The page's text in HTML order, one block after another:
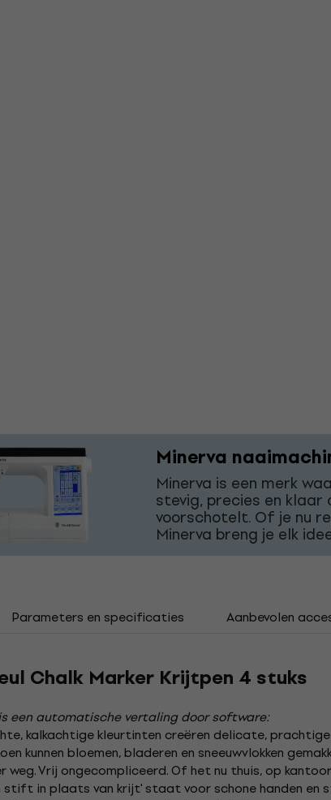
Minerva
Minerva is een merk
stevig, precies en
voorschotelt. Of je nu
Minerva breng je elk
Parameters en specificaties Aanbevolen
Chalk Marker Krijtpen 4 stuks
een automatische vertaling door software:
kalkachtige kleurtinten creëren delicate,
kunnen bloemen, bladeren en sneeuwvlokken
weg. Vrij ongecompliceerd. Of het nu thuis, op
stift in plaats van krijt' staat voor schone handen en